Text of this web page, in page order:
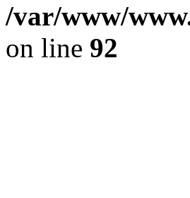
/var/www/
on line 92